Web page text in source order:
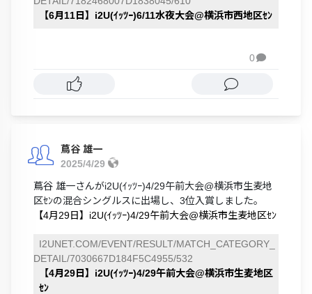
【6月11日】i2U(ｲｯﾂｰ)6/11水夜大会@横浜市西地区ｾﾝ
0
蔦谷 雄一
2025/4/29
蔦谷 雄一さんがi2U(ｲｯﾂｰ)4/29午前大会@横浜市生麦地
区ｾﾝの混合シングルスに出場し、3位入賞しました。
【4月29日】i2U(ｲｯﾂｰ)4/29午前大会@横浜市生麦地区ｾﾝ
I2UNET.COM/EVENT/RESULT/MATCH_CATEGORY_
DETAIL/7030667D184F5C4955/532
【4月29日】i2U(ｲｯﾂｰ)4/29午前大会@横浜市生麦地区
ｾﾝ